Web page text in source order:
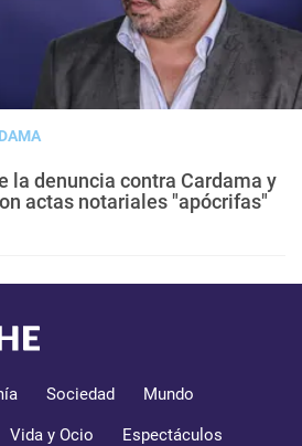
la denuncia contra Cardama y
actas notariales "apócrifas"
Sociedad Mundo
Vida y Ocio Espectáculos